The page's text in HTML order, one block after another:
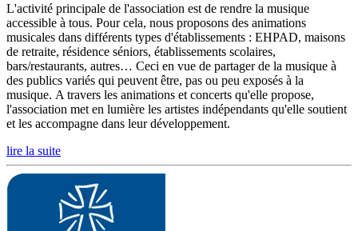
L'activité principale de l'association est de rendre la musique
accessible à tous. Pour cela, nous proposons des animations
musicales dans différents types d'établissements : EHPAD, maisons
de retraite, résidence séniors, établissements scolaires,
bars/restaurants, autres… Ceci en vue de partager de la musique à
des publics variés qui peuvent être, pas ou peu exposés à la
musique. A travers les animations et concerts qu'elle propose,
l'association met en lumière les artistes indépendants qu'elle soutient
et les accompagne dans leur développement.
lire la suite